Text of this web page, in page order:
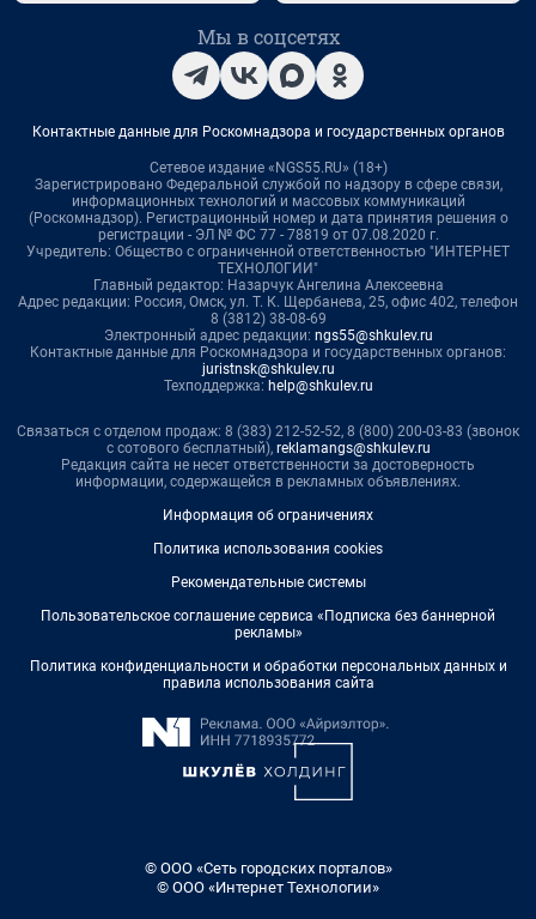
Мы в соцсетях
Контактные данные для Роскомнадзора и государственных органов
Сетевое издание «NGS55.RU» (18+)
Зарегистрировано Федеральной службой по надзору в сфере связи,
информационных технологий и массовых коммуникаций
(Роскомнадзор). Регистрационный номер и дата принятия решения о
регистрации - ЭЛ № ФС 77 - 78819 от 07.08.2020 г.
Учредитель: Общество с ограниченной ответственностью "ИНТЕРНЕТ
ТЕХНОЛОГИИ"
Главный редактор: Назарчук Ангелина Алексеевна
Адрес редакции: Россия, Омск, ул. Т. К. Щербанева, 25, офис 402, телефон
8 (3812) 38-08-69
Электронный адрес редакции: ngs55@shkulev.ru
Контактные данные для Роскомнадзора и государственных органов:
juristnsk@shkulev.ru
Техподдержка: help@shkulev.ru
Связаться с отделом продаж: 8 (383) 212-52-52, 8 (800) 200-03-83 (звонок
с сотового бесплатный), reklamangs@shkulev.ru
Редакция сайта не несет ответственности за достоверность
информации, содержащейся в рекламных объявлениях.
Информация об ограничениях
Политика использования cookies
Рекомендательные системы
Пользовательское соглашение сервиса «Подписка без баннерной
рекламы»
Политика конфиденциальности и обработки персональных данных и
правила использования сайта
© ООО «Сеть городских порталов»
© ООО «Интернет Технологии»